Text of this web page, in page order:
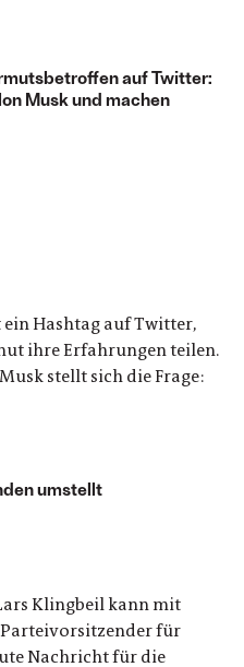
auf Twitter:
Musk und machen
Hashtag auf Twitter,
ihre Erfahrungen teilen.
stellt sich die Frage:
umstellt
Klingbeil kann mit
Parteivorsitzender für
Nachricht für die